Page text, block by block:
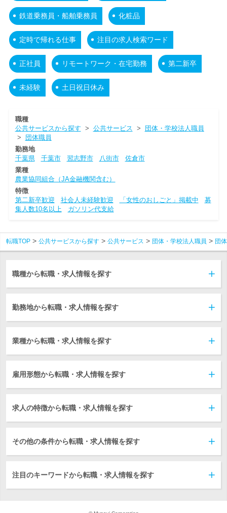
鉄道乗務員・船舶乗務員 化粧品
定時で帰れる仕事 注目の求人検索ワード
正社員 リモートワーク・在宅勤務 第二新卒
未経験 土日祝日休み
職種
公共サービスから探す > 公共サービス > 団体・学校法人職員
> 団体職員
勤務地
千葉県
千葉市 習志野市 八街市
佐倉市
業種
農業協同組合（JA金融機関含む）
特徴
第二新卒歓迎
社会人未経験歓迎 「女性のおしごと」掲載中
募
集人数10名以上
ガソリン代支給
転職TOP 公共サービスから探す 公共サービス 団体・学校法人職員 団
職種から転職・求人情報を探す
勤務地から転職・求人情報を探す
業種から転職・求人情報を探す
雇用形態から転職・求人情報を探す
求人の特徴から転職・求人情報を探す
その他の条件から転職・求人情報を探す
注目のキーワードから転職・求人情報を探す